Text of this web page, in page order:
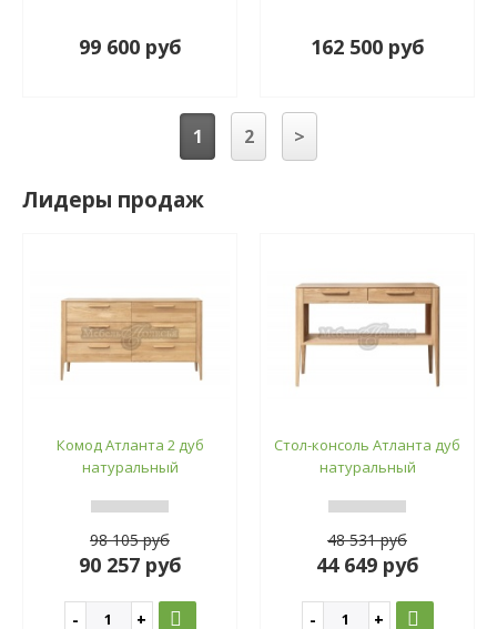
99 600 руб 162 500 руб
1 2 >
Лидеры продаж
Комод Атланта 2 дуб
натуральный
98 105 руб
90 257 руб
Стол-консоль Атланта дуб
натуральный
48 531 руб
44 649 руб